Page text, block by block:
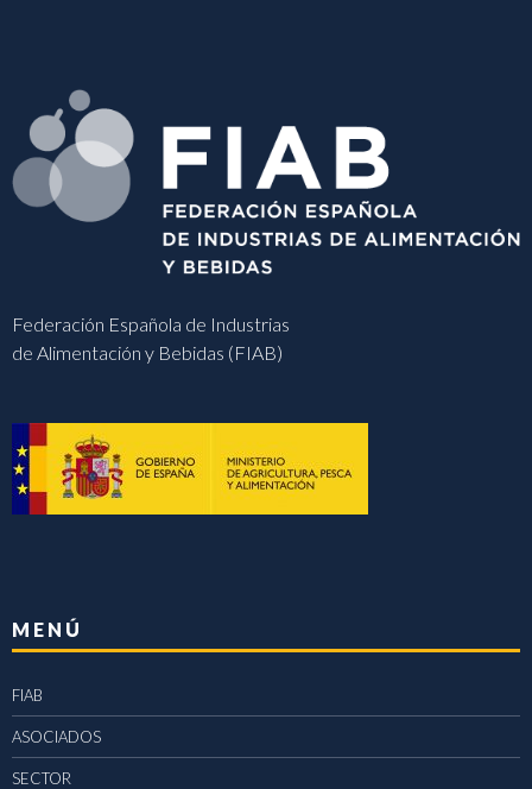
Federación Española de Industrias
de Alimentación y Bebidas (FIAB)
MENÚ
FIAB
ASOCIADOS
SECTOR